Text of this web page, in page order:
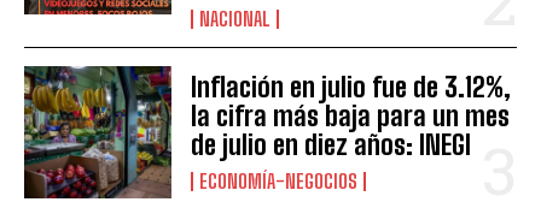
NACIONAL
Inflación en julio fue de 3.12%,
la cifra más baja para un mes
de julio en diez años: INEGI
ECONOMÍA-NEGOCIOS